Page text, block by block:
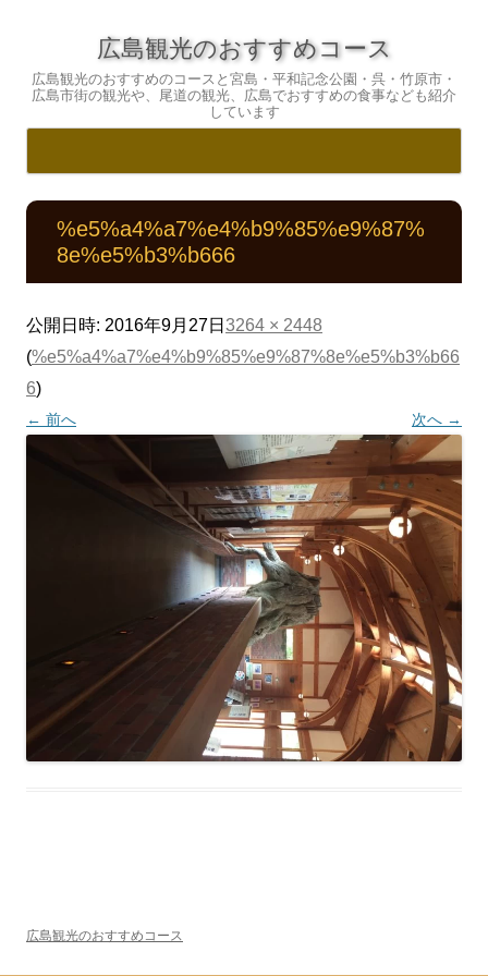
広島観光のおすすめコース
広島観光のおすすめのコースと宮島・平和記念公園・呉・竹原市・
広島市街の観光や、尾道の観光、広島でおすすめの食事なども紹介
しています
ン
ン
キ
プ
%e5%a4%a7%e4%b9%85%e9%87%
8e%e5%b3%b666
公開日時: 2016年9月27日 3264 × 2448
(%e5%a4%a7%e4%b9%85%e9%87%8e%e5%b3%b66
6)
← 前へ 次へ →
広島観光のおすすめコース